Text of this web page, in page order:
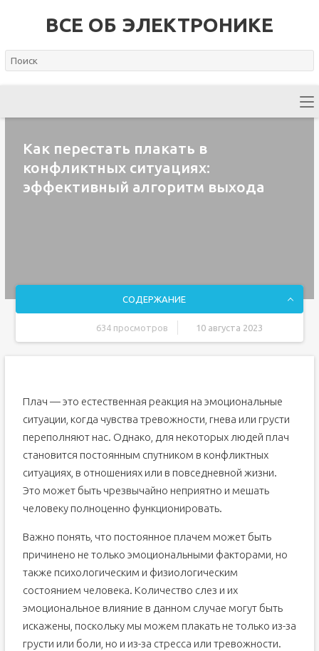
ВСЕ ОБ ЭЛЕКТРОНИКЕ
Как перестать плакать в
конфликтных ситуациях:
эффективный алгоритм выхода
СОДЕРЖАНИЕ
634 просмотров 10 августа 2023
3. Помогут физические движения
4. Остановись и проанализируй ситуацию
5. Избегай избавляться от плача
6. Источники плача и их влияние
Что делать с прошлым
Вопрос-ответ:
Видео:
Почему я часто плачу без причины, что делать?
Плач — это естественная реакция на эмоциональные
ситуации, когда чувства тревожности, гнева или грусти
переполняют нас. Однако, для некоторых людей плач
становится постоянным спутником в конфликтных
ситуациях, в отношениях или в повседневной жизни.
Это может быть чрезвычайно неприятно и мешать
человеку полноценно функционировать.
Важно понять, что постоянное плачем может быть
причинено не только эмоциональными факторами, но
также психологическим и физиологическим
состоянием человека. Количество слез и их
эмоциональное влияние в данном случае могут быть
искажены, поскольку мы можем плакать не только из-за
грусти или боли, но и из-за стресса или тревожности.